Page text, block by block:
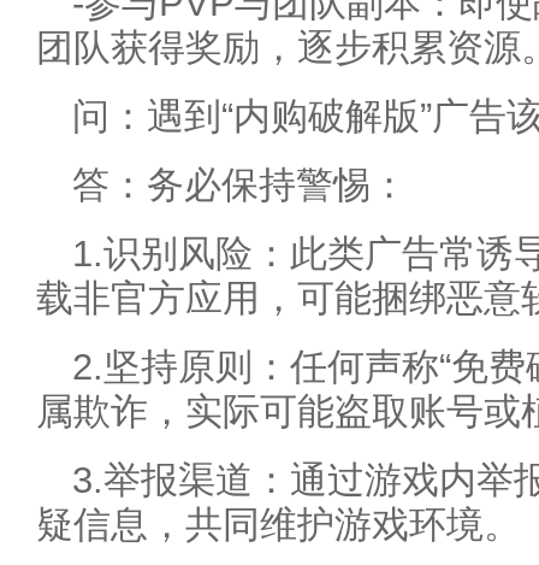
团队获得奖励，逐步积累资源
问：遇到“内购破解版”广告
答：务必保持警惕：
1.识别风险：此类广告常诱
载非官方应用，可能捆绑恶意
2.坚持原则：任何声称“免费
属欺诈，实际可能盗取账号或
3.举报渠道：通过游戏内举
疑信息，共同维护游戏环境。